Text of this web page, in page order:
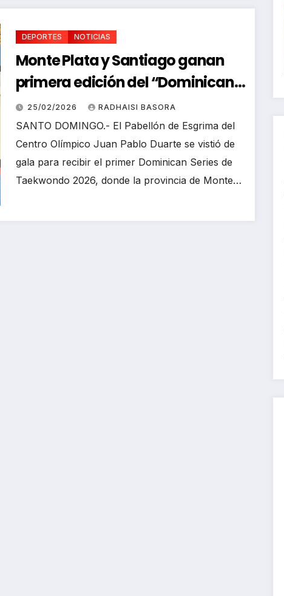
DEPORTES NOTICIAS
Monte Plata y Santiago ganan
primera edición del “Dominican
Series de Taekwondo 2026″
25/02/2026 RADHAISI BASORA
SANTO DOMINGO.- El Pabellón de Esgrima del
Centro Olímpico Juan Pablo Duarte se vistió de
gala para recibir el primer Dominican Series de
Taekwondo 2026, donde la provincia de Monte…
la en
Juego
Santo
Domin
go
2026